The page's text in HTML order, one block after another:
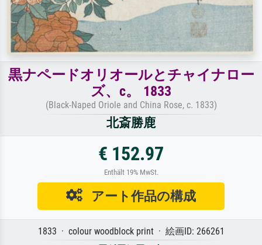
黒ナペードオリオールとチャイナロー
ズ、c。 1833
(Black-Naped Oriole and China Rose, c. 1833)
北斎勝鹿
€ 152.97
Enthält 19% MwSt.
アート作品の構成
1833 · colour woodblock print · 絵画ID: 266261